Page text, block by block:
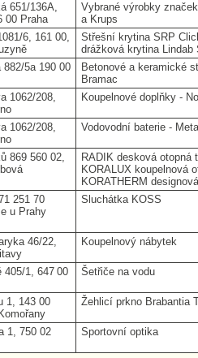
651/136A,
00 Praha
Vybrané výrobky
a Krups
6, 161 00,
Střešní krytina SRP
drážková krytina Lindab
882/5a 190 00
Betonové a keramické
Bramac
1062/208,
Koupelnové doplňky -
1062/208,
Vodovodní baterie -
869 560 02,
RADIK desková otopná
KORALUX koupelnová
KORATHERM
251 70
u Prahy
Sluchátka KOSS
46/22,
Koupelnový nábytek
1, 647 00
Šetřiče na vodu
1, 143 00
Žehlicí prkno Brabantia
1, 750 02
Sportovní optika